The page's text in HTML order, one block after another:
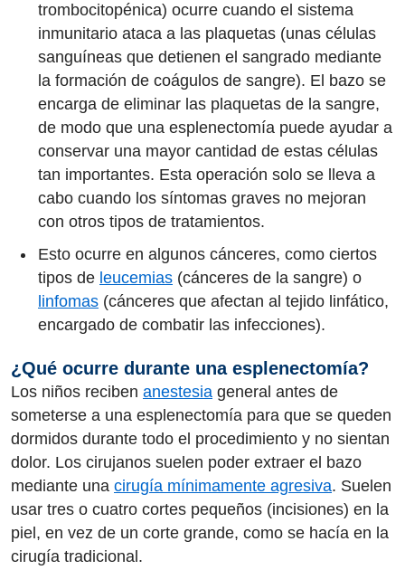
trombocitopénica) ocurre cuando el sistema
inmunitario ataca a las plaquetas (unas células
sanguíneas que detienen el sangrado mediante
la formación de coágulos de sangre). El bazo se
encarga de eliminar las plaquetas de la sangre,
de modo que una esplenectomía puede ayudar a
conservar una mayor cantidad de estas células
tan importantes. Esta operación solo se lleva a
cabo cuando los síntomas graves no mejoran
con otros tipos de tratamientos.
Esto ocurre en algunos cánceres, como ciertos
tipos de leucemias (cánceres de la sangre) o
linfomas (cánceres que afectan al tejido linfático,
encargado de combatir las infecciones).
¿Qué ocurre durante una esplenectomía?
Los niños reciben anestesia general antes de
someterse a una esplenectomía para que se queden
dormidos durante todo el procedimiento y no sientan
dolor. Los cirujanos suelen poder extraer el bazo
mediante una cirugía mínimamente agresiva. Suelen
usar tres o cuatro cortes pequeños (incisiones) en la
piel, en vez de un corte grande, como se hacía en la
cirugía tradicional.